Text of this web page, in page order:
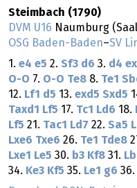
Steimbach (1790)
DVM U16 Naumburg
OSG Baden-Baden–SV
1. e4 e5 2. Sf3 d6 3. d4
O-O 7. O-O Te8 8. Te1
12. Lf1 d5 13. exd5 Sxd5
Taxd1 Lf5 17. Tc1 Ld6 18.
Lf5 21. Tac1 Ld7 22. Sa5
Lxe6 Txe6 26. Te1 Tde8
Lxe1 Le5 30. b3 Kf8 31.
34. Ke3 Kf5 35. Le1 g6 36.